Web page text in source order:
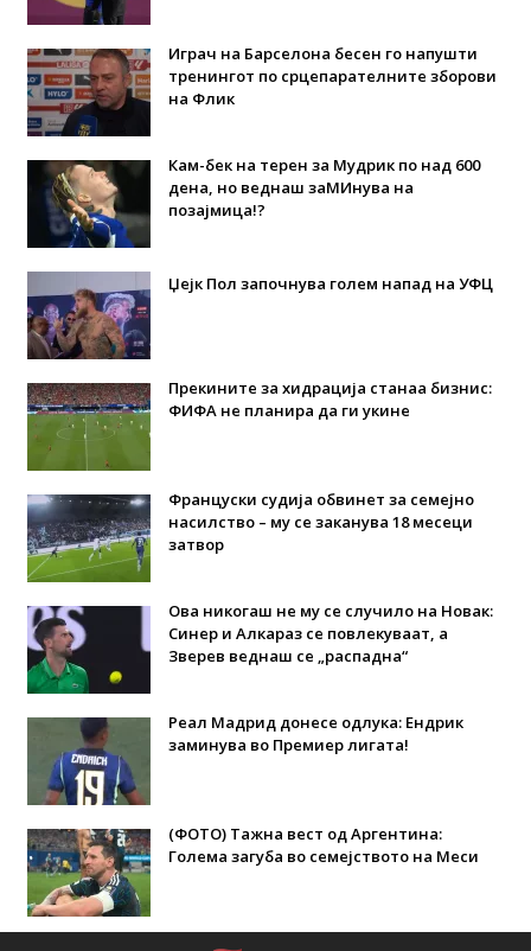
Играч на Барселона бесен го напушти
тренингот по срцепарателните зборови
на Флик
Кам-бек на терен за Мудрик по над 600
дена, но веднаш заМИнува на
позајмица!?
Џејк Пол започнува голем напад на УФЦ
Прекините за хидрација станаа бизнис:
ФИФА не планира да ги укине
Француски судија обвинет за семејно
насилство – му се заканува 18 месеци
затвор
Ова никогаш не му се случило на Новак:
Синер и Алкараз се повлекуваат, а
Зверев веднаш се „распадна“
Реал Мадрид донесе одлука: Eндрик
заминува во Премиер лигата!
(ФОТО) Тажна вест од Аргентина:
Голема загуба во семејството на Меси